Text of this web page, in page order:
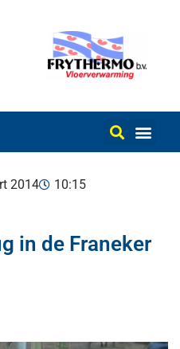
2014
10:15
in de Franeker